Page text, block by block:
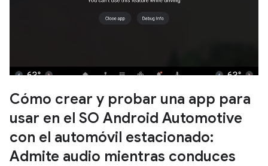
Cómo crear y probar una app para
usar en el SO Android Automotive
con el automóvil estacionado:
Admite audio mientras conduces